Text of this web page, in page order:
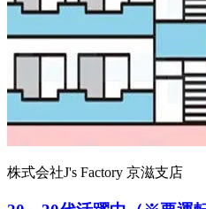
株式会社J's Factory 京滋支店